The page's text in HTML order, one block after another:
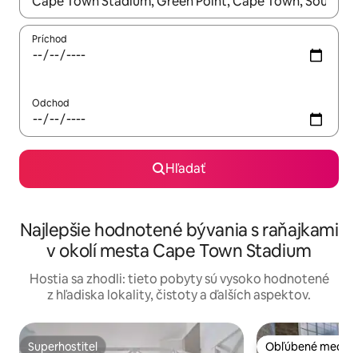
Príchod
Odchod
Hľadať
Najlepšie hodnotené bývania s raňajkami
v okolí mesta Cape Town Stadium
Hostia sa zhodli: tieto pobyty sú vysoko hodnotené
z hľadiska lokality, čistoty a ďalších aspektov.
Superhostiteľ Obľúbené medzi